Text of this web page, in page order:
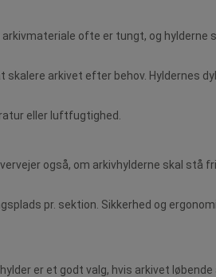
ofte er tungt, og hylderne
arkivet efter behov. Hyldernes
eller luftfugtighed.
også, om arkivhylderne skal
pr. sektion. Sikkerhed og
er et godt valg, hvis arkivet løbende